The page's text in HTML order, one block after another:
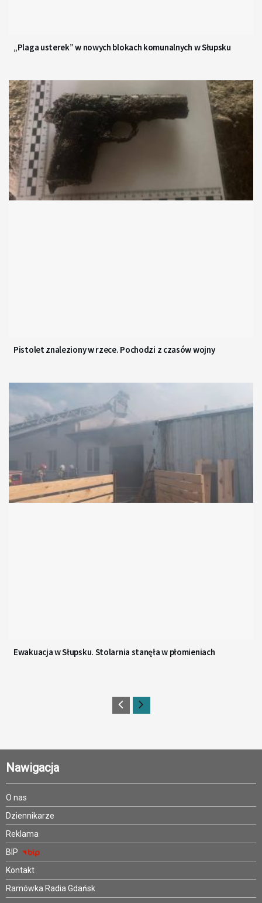
„Plaga usterek” w nowych blokach komunalnych w Słupsku
Pistolet znaleziony w rzece. Pochodzi z czasów wojny
Ewakuacja w Słupsku. Stolarnia stanęła w płomieniach
Nawigacja
O nas
Dziennikarze
Reklama
BIP
Kontakt
Ramówka Radia Gdańsk